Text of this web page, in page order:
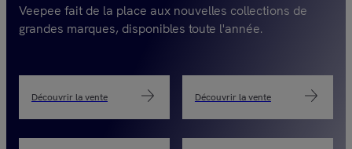
Veepee fait de la place aux nouvelles collections de
grandes marques, disponibles toute l'année.
Découvrir la vente Découvrir la vente